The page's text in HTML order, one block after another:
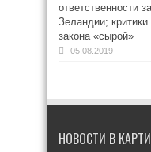
ответственности
Зеландии;
закона «сырой»
05.08.2019
НОВОСТИ В